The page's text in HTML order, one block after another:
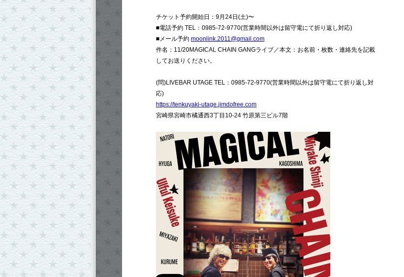
チケット予約開始日：9月24日(土)〜
■電話予約 TEL：0985-72-9770(営業時間以外は留守電にて折り返し対応)
■メール予約 moonlink.2011@gmail.com
件名：11/20MAGICAL CHAIN GANGライブ／本文：お名前・枚数・連絡先を記載
してお送りください。
(問)LIVEBAR UTAGE TEL：0985-72-9770(営業時間以外は留守電にて折り返し対
応)
https://tenkuyaki-utage.jimdofree.com
宮崎県宮崎市橘通西3丁目10-24 竹原第三ビル7階